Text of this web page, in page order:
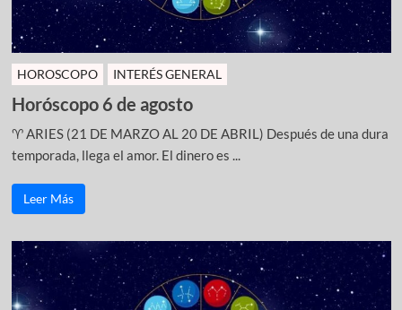
HOROSCOPO INTERÉS GENERAL
Horóscopo 6 de agosto
♈ ARIES (21 DE MARZO AL 20 DE ABRIL) Después de una dura
temporada, llega el amor. El dinero es ...
Leer Más